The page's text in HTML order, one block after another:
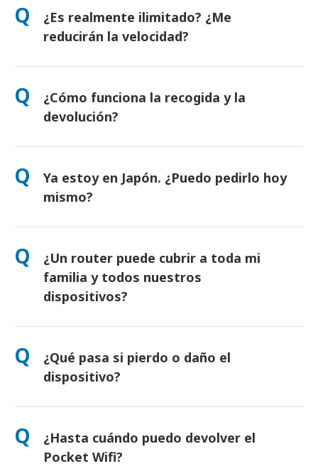
Q
¿Es realmente ilimitado? ¿Me
reducirán la velocidad?
Sí. Es realmente ilimitado y no aplicamos límites de uso justo
datos que quieras, todo el día. (Como en cualquier red móvil,
la congestión temporal del operador puede afectar a la
velocidad). Si alguna vez se aplicase una limitación, te
Q
¿Cómo funciona la recogida y la
devolución?
Recógelo en los principales aeropuertos o elige entrega en
sobre de devolución prepagado: solo tienes que depositarlo
en cualquier buzón de Japón. Sin papeleo ni colas.
Q
Ya estoy en Japón. ¿Puedo pedirlo hoy
mismo?
Sí. Hay recogida el mismo día en aeropuertos. Para entregas
contáctanos y te confirmaremos la opción más rápida para tu
zona.
Q
¿Un router puede cubrir a toda mi
familia y todos nuestros
dispositivos?
Sí, puedes conectar hasta 10 dispositivos a la vez (móviles,
incluimos una batería externa gratuita para usarlo todo el día.
Q
¿Qué pasa si pierdo o daño el
dispositivo?
Puede añadir un seguro al finalizar la compra para cubrir
reemplazo. Si algo sucede, contáctenos de inmediato; le
ayudaremos a mantenerse conectado.
Q
¿Hasta cuándo puedo devolver el
Pocket Wifi?